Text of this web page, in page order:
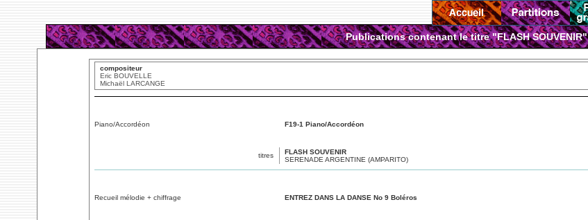
Publications contenant le titre "FLASH SOUVENIR"
compositeur
Eric BOUVELLE
Michaël LARCANGE
Piano/Accordéon F19-1 Piano/Accordéon
titres
FLASH SOUVENIR
SERENADE ARGENTINE (AMPARITO)
Recueil mélodie + chiffrage ENTREZ DANS LA DANSE No 9 Boléros